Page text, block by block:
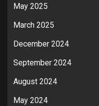
May 2025
March 2025
December 2024
September 2024
August 2024
May 2024